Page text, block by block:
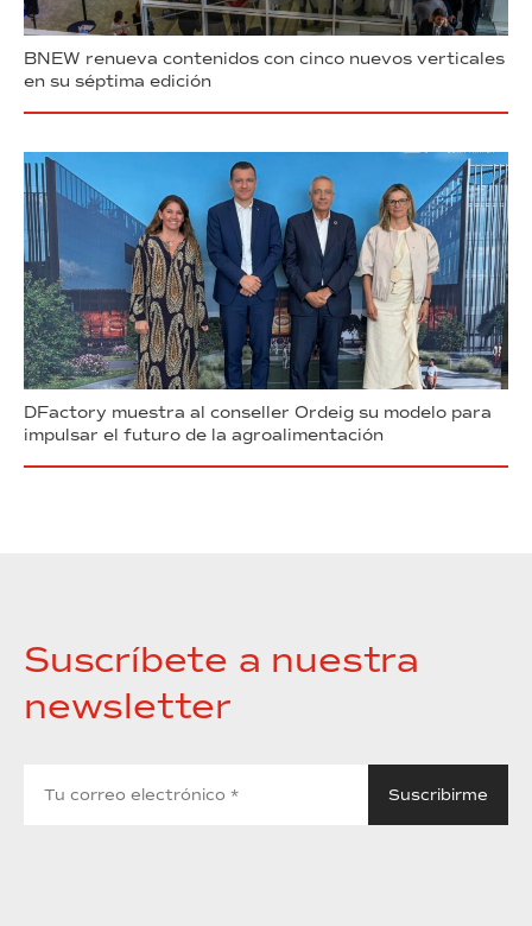
BNEW renueva contenidos con cinco nuevos verticales
en su séptima edición
DFactory muestra al conseller Ordeig su modelo para
impulsar el futuro de la agroalimentación
Suscríbete a nuestra
newsletter